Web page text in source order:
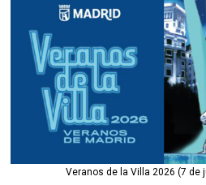
Veranos de la Villa 2026 (7 de